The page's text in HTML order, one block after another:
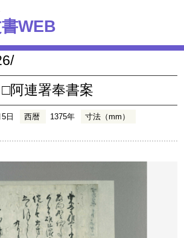
WEB
阿連署奉書案
日 西暦 1375年
寸法（mm）